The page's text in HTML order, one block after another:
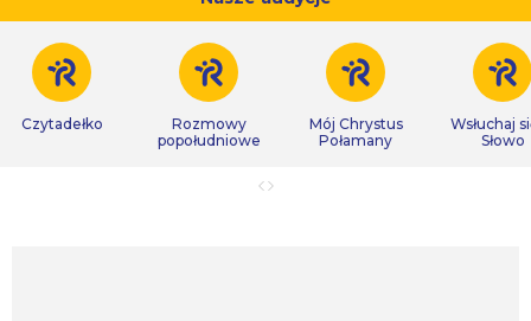
Czytadełko
Rozmowy
popołudniowe
Mój Chrystus
Połamany
Wsłuchaj
Słowo